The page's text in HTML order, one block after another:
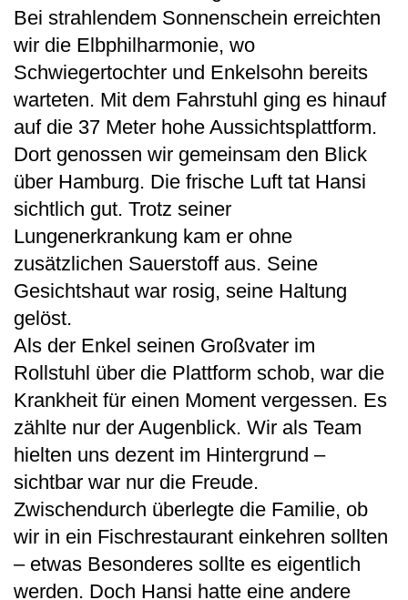
Bei strahlendem Sonnenschein erreichten
wir die Elbphilharmonie, wo
Schwiegertochter und Enkelsohn bereits
warteten. Mit dem Fahrstuhl ging es hinauf
auf die 37 Meter hohe Aussichtsplattform.
Dort genossen wir gemeinsam den Blick
über Hamburg. Die frische Luft tat Hansi
sichtlich gut. Trotz seiner
Lungenerkrankung kam er ohne
zusätzlichen Sauerstoff aus. Seine
Gesichtshaut war rosig, seine Haltung
gelöst.
Als der Enkel seinen Großvater im
Rollstuhl über die Plattform schob, war die
Krankheit für einen Moment vergessen. Es
zählte nur der Augenblick. Wir als Team
hielten uns dezent im Hintergrund –
sichtbar war nur die Freude.
Zwischendurch überlegte die Familie, ob
wir in ein Fischrestaurant einkehren sollten
– etwas Besonderes sollte es eigentlich
werden. Doch Hansi hatte eine andere